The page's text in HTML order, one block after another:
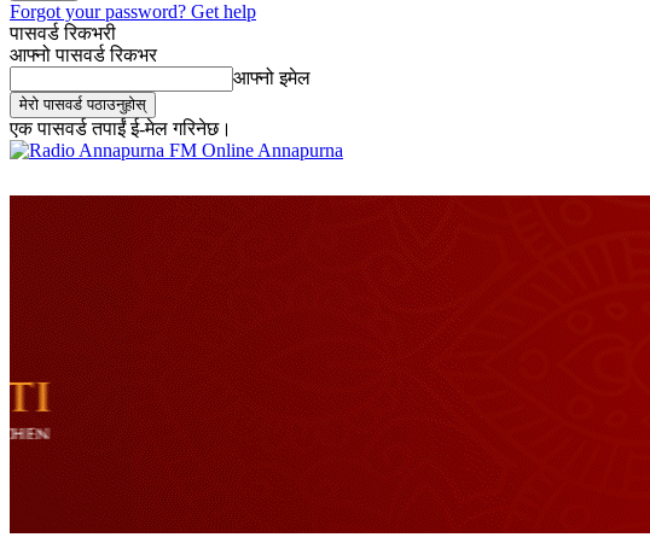
Forgot your password? Get help
पासवर्ड रिकभरी
आफ्नो पासवर्ड रिकभर
आफ्नो इमेल
एक पासवर्ड तपाईं ई-मेल गरिनेछ।
Online Annapurna